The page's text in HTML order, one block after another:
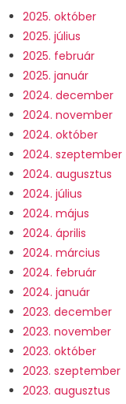
2025. október
2025. július
2025. február
2025. január
2024. december
2024. november
2024. október
2024. szeptember
2024. augusztus
2024. július
2024. május
2024. április
2024. március
2024. február
2024. január
2023. december
2023. november
2023. október
2023. szeptember
2023. augusztus